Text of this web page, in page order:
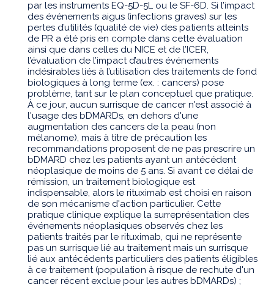
par les instruments EQ-5D-5L ou le SF-6D. Si l’impact
des événements aigus (infections graves) sur les
pertes d’utilités (qualité de vie) des patients atteints
de PR a été pris en compte dans cette évaluation
ainsi que dans celles du NICE et de l’ICER,
l’évaluation de l’impact d’autres événements
indésirables liés à l’utilisation des traitements de fond
biologiques à long terme (ex. : cancers) pose
problème, tant sur le plan conceptuel que pratique.
À ce jour, aucun surrisque de cancer n'est associé à
l'usage des bDMARDs, en dehors d'une
augmentation des cancers de la peau (non
mélanome), mais à titre de précaution les
recommandations proposent de ne pas prescrire un
bDMARD chez les patients ayant un antécédent
néoplasique de moins de 5 ans. Si avant ce délai de
rémission, un traitement biologique est
indispensable, alors le rituximab est choisi en raison
de son mécanisme d'action particulier. Cette
pratique clinique explique la surreprésentation des
événements néoplasiques observés chez les
patients traités par le rituximab, qui ne représente
pas un surrisque lié au traitement mais un surrisque
lié aux antécédents particuliers des patients éligibles
à ce traitement (population à risque de rechute d'un
cancer récent exclue pour les autres bDMARDs) ;